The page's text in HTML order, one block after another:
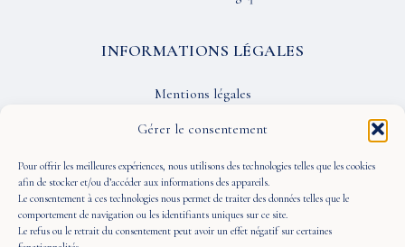
Gérer le consentement
Pour offrir les meilleures expériences, nous utilisons des technologies telles que les cookies
afin de stocker et/ou d’accéder aux informations des appareils.
Le consentement à ces technologies nous permet de traiter des données telles que le
comportement de navigation ou les identifiants uniques sur ce site.
Le refus ou le retrait du consentement peut avoir un effet négatif sur certaines
INFORMATIONS LÉGALES
Mentions légales
Confidentialité
CGU
SUIVEZ-NOUS